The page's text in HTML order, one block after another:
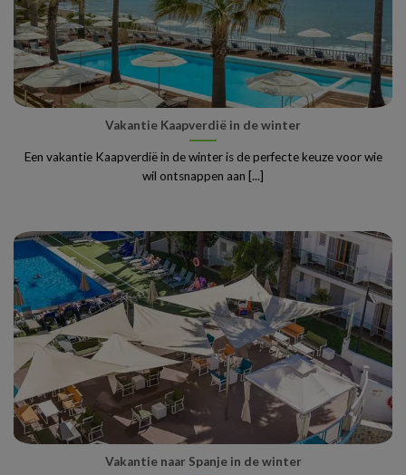
Vakantie Kaapverdië in de winter
Een vakantie Kaapverdië in de winter is de perfecte keuze voor wie
wil ontsnappen aan [...]
Vakantie naar Spanje in de winter